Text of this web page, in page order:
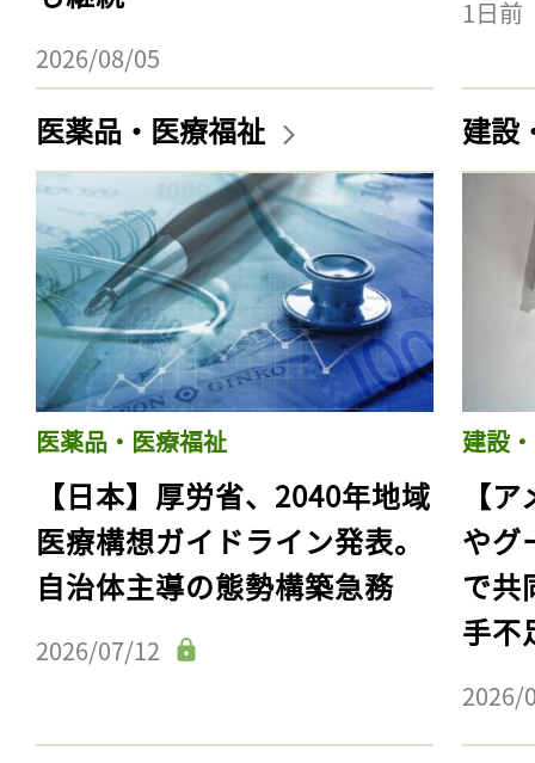
2026/08/05
1日前
医薬品・医療福祉
医薬品・医療福祉
【日本】厚労省、2040年地域
医療構想ガイドライン発表。
自治体主導の態勢構築急務
2026/07/12
建設
建設
【
やグ
で共
手不
2026/